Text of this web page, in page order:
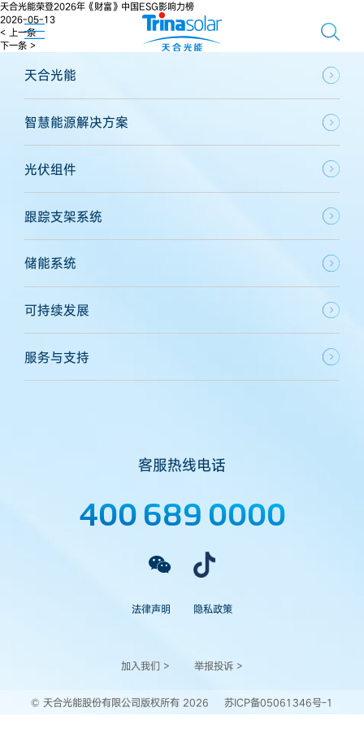
天合光能荣登2026年《财富》中国ESG影响力榜
2026-05-13
< 上一条
下一条 >
天合光能
智慧能源解决方案
光伏组件
跟踪支架系统
储能系统
可持续发展
服务与支持
客服热线电话
400 689 0000
法律声明 隐私政策
加入我们 > 举报投诉 >
© 天合光能股份有限公司版权所有 2026 苏ICP备05061346号-1